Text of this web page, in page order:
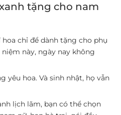
tặng cho nam
chỉ để dành tặng cho phụ
này, ngày nay không
yêu hoa. Và sinh nhật, họ vẫn
lịch lãm, bạn có thể chọn